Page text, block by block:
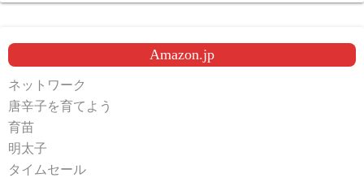
Amazon.jp
ネットワーク
唐辛子を育てよう
育苗
明太子
タイムセール